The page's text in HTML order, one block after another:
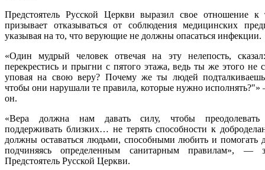
Предстоятель Русской Церкви выразил свое отношение к
призывает отказываться от соблюдения медицинских
указывая на то, что верующие не должны опасаться инфекции.
«Один мудрый человек отвечая на эту нелепость,
перекрестись и прыгни с пятого этажа, ведь ты же этого не
уповая на свою веру? Почему же ты людей
чтобы они нарушали те правила, которые нужно исполнять?"»
он.
«Вера должна нам давать силу, чтобы преодолевать
поддерживать близких… не терять способности к
должны оставаться людьми, способными любить и помогать
подчиняясь определенным санитарным правилам», —
Предстоятель Русской Церкви.